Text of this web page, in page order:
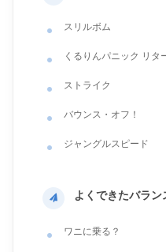
スリルボム
くるりんパニック リタ
ストライク
バウンス・オフ！
ジャングルスピード
よくできたバラ
ワニに乗る？